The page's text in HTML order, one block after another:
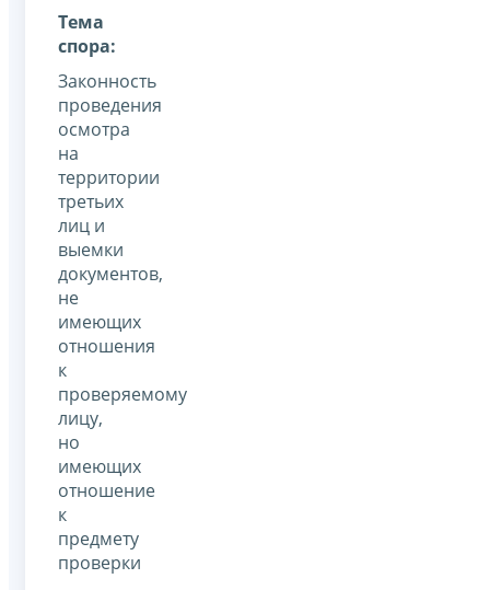
Тема
спора:
Законность
проведения
осмотра
на
территории
третьих
лиц и
выемки
документов,
не
имеющих
отношения
к
проверяемому
лицу,
но
имеющих
отношение
к
предмету
проверки